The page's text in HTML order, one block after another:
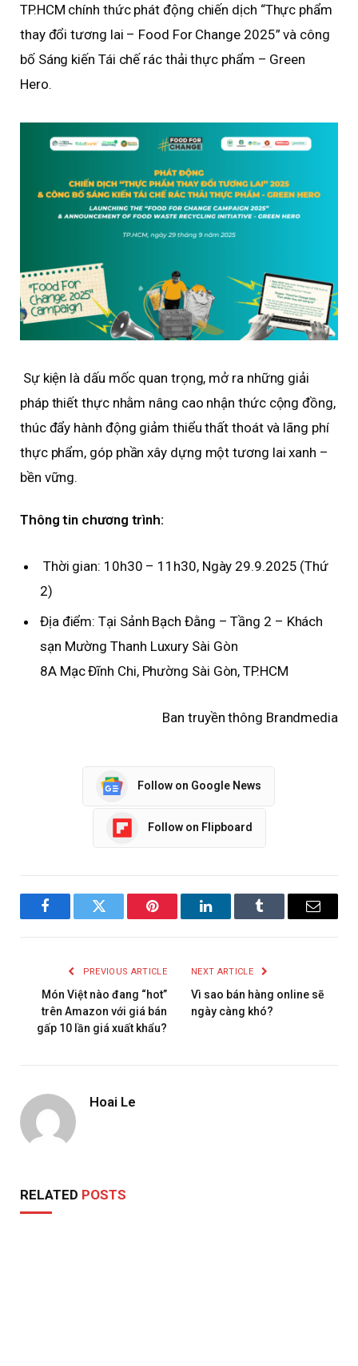
TP.HCM chính thức phát động chiến dịch “Thực phẩm
thay đổi tương lai – Food For Change 2025” và công
bố Sáng kiến Tái chế rác thải thực phẩm – Green
Hero.
Sự kiện là dấu mốc quan trọng, mở ra những giải
pháp thiết thực nhằm nâng cao nhận thức cộng đồng,
thúc đẩy hành động giảm thiểu thất thoát và lãng phí
thực phẩm, góp phần xây dựng một tương lai xanh –
bền vững.
Thông tin chương trình:
Thời gian: 10h30 – 11h30, Ngày 29.9.2025 (Thứ
2)
Địa điểm: Tại Sảnh Bạch Đằng – Tầng 2 – Khách
sạn Mường Thanh Luxury Sài Gòn
8A Mạc Đĩnh Chi, Phường Sài Gòn, TP.HCM
Ban truyền thông Brandmedia
Follow on Google News
Follow on Flipboard
FacebookTwitter Pinterest LinkedInTumblr Email
PREVIOUS ARTICLE
Món Việt nào đang “hot”
trên Amazon với giá bán
gấp 10 lần giá xuất khẩu?
NEXT ARTICLE
Vì sao bán hàng online sẽ
ngày càng khó?
Hoai Le
RELATED POSTS